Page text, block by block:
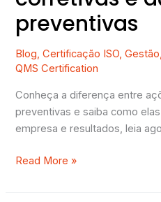
preventivas
Blog,Certificação ISO,Gestão
QMS Certification
Conheça a diferença entre
preventivas e saiba como
empresa e resultados, leia
Read More »